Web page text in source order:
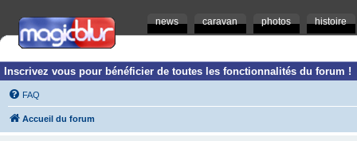
news caravan photos histoire
Inscrivez vous pour bénéficier de toutes les fonctionnalités du forum !
FAQ
Accueil du forum